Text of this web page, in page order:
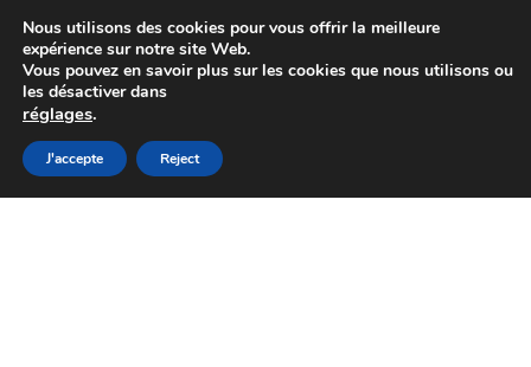
Colissimo livraison à partir de 7 EUR
Du lundi au vendredi de 9 h à 16 h
Aller
à
Aller
au
Nous utilisons des cookies pour vous offrir la meilleure
expérience sur notre site Web.
Vous pouvez en savoir plus sur les cookies que nous utilisons ou
les désactiver dans
réglages.
J'accepte Reject